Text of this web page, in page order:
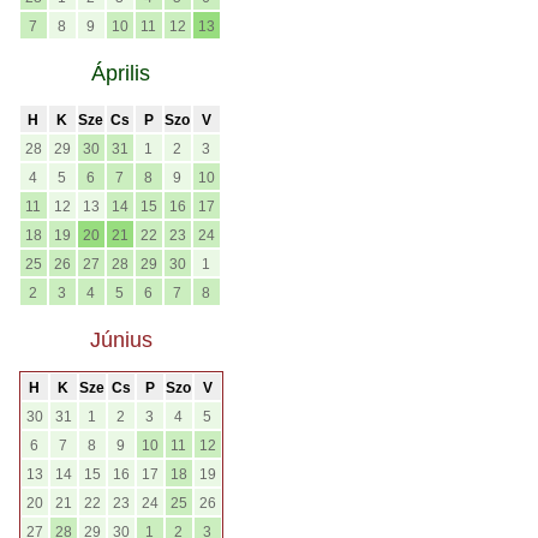
7
8 9 10 11 12 13
Április
H K Sze Cs P Szo
V
28
29 30 31 1 2
3
4
5 6 7 8 9
10
11
12 13 14 15 16
17
18
19 20 21 22 23
24
25
26 27 28 29 30
1
2
3 4 5 6 7 8
Június
H K Sze Cs P Szo
V
30
31 1 2 3 4
5
6
7 8 9 10 11
12
13
14 15 16 17 18
19
20
21 22 23 24 25
26
27
28 29 30 1 2
3